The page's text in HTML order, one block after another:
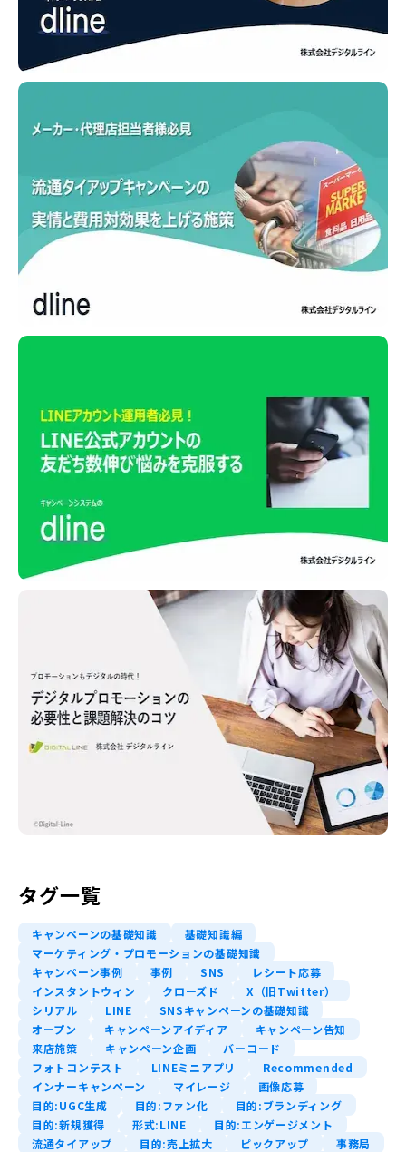
タグ一覧
キャンペーンの基礎知識
基礎知識編
マーケティング・プロモーションの基礎知識
キャンペーン事例
事例 SNS
レシート応募
インスタントウィン
クローズド
X（旧Twitter）
シリアル
LINE
SNSキャンペーンの基礎知識
オープン
キャンペーンアイディア
キャンペーン告知
来店施策
キャンペーン企画
バーコード
フォトコンテスト
LINEミニアプリ
Recommended
インナーキャンペーン
マイレージ
画像応募
目的:UGC生成
目的:ファン化
目的:ブランディング
目的:新規獲得
形式:LINE
目的:エンゲージメント
流通タイアップ
目的:売上拡大 ピックアップ
事務局